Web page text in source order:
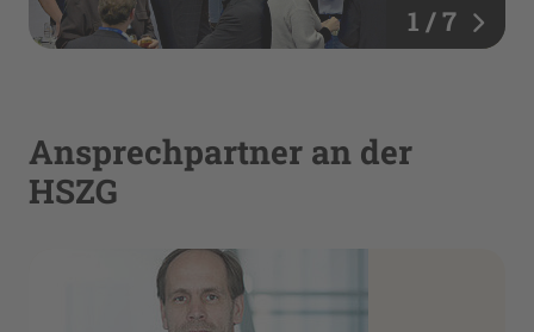
1 / 7
Ansprechpartner an der
HSZG